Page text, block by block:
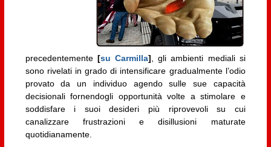
precedentemente [su Carmilla], gli ambienti mediali si
sono rivelati in grado di intensificare gradualmente l’odio
provato da un individuo agendo sulle sue capacità
decisionali fornendogli opportunità volte a stimolare e
soddisfare i suoi desideri più riprovevoli su cui
canalizzare frustrazioni e disillusioni maturate
quotidianamente.